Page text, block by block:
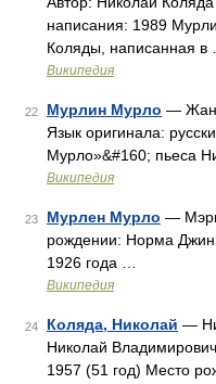
написания: 1989
Коляды, написанная в
Википедия
22 Мурлин Мурло —
Язык оригинала:
Мурло»&#160; пьеса
Википедия
23 Мурлен Мурло —
рождении: Норма
1926 года …
Википедия
24 Коляда, Николай —
Николай
1957 (51 год) Место